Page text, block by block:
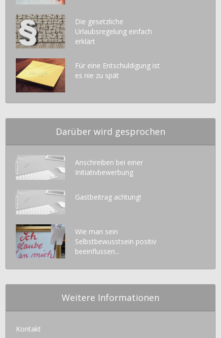
Die gesetzliche
Urlaubsregelung einfach
erklärt
Für eine Entschuldigung ist
es nie zu spät
Darüber wird gesprochen
Anschreiben bei einer
Initiativbewerbung
Gastbeitrag achtung!
Wie man sein
Selbstbewusstsein positiv
beeinflussen...
Weitere Informationen
Kontakt